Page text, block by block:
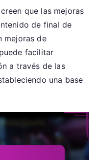
que las mejoras
de final de
mejoras de
facilitar
a través de las
una base